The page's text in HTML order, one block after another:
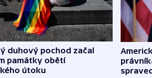
duhový pochod začal
památky obětí
útoku